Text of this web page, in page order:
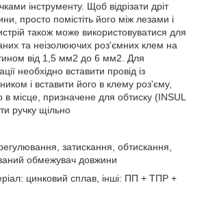
інструменту. Щоб відрізати дріт
просто помістіть його між лезами і
також може використовуватися для
та неізолюючих роз'ємних клем на
від 1,5 мм2 до 6 мм2. Для
необхідно вставити провід із
і вставити його в клему роз'єму,
в місце, призначене для обтиску (INSUL
ручку щільно
затискання, обтискання,
обмежувач довжини
цинковий сплав, інші: ПП + ТПР +